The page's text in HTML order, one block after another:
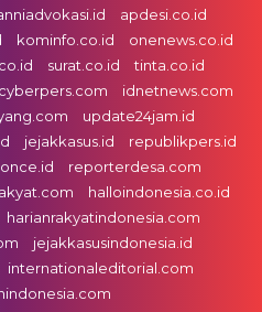
apdesi.co.id
kominfo.co.id
onenews.co.id
surat.co.id
tinta.co.id
cyberpers.com
idnetnews.com
update24jam.id
jejakkasus.id
republikpers.id
reporterdesa.com
halloindonesia.co.id
harianrakyatindonesia.com
jejakkasusindonesia.id
internationaleditorial.com